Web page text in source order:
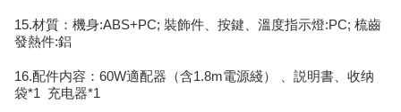
15.材質：機身:ABS+PC; 裝飾件、按鍵、溫度指示燈:PC; 梳齒
發熱件:鋁
16.配件内容：60W適配器（含1.8m電源綫） 、説明書、收纳
袋*1 充电器*1